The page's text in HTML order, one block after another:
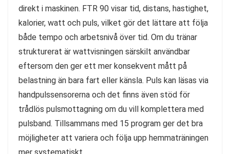
direkt i maskinen. FTR 90 visar tid, distans, hastighet,
kalorier, watt och puls, vilket gör det lättare att följa
både tempo och arbetsnivå över tid. Om du tränar
strukturerat är wattvisningen särskilt användbar
eftersom den ger ett mer konsekvent mått på
belastning än bara fart eller känsla. Puls kan läsas via
handpulssensorerna och det finns även stöd för
trådlös pulsmottagning om du vill komplettera med
pulsband. Tillsammans med 15 program ger det bra
möjligheter att variera och följa upp hemmaträningen